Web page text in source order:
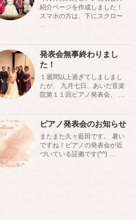
紹介ページを作成しました！
スマホの方は、下にスクロー
…
発表会無事終わりまし
た！
１週間以上過ぎてしましまし
たが、 九月七日、あいだ音楽
院第１１回ピアノ発表会、 …
ピアノ発表会のお知らせ
またまた久々藍田です。 暑い
ですね！ピアノの発表会が近
づいている証拠です(^^) …